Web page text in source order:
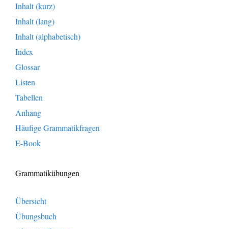
Inhalt (kurz)
Inhalt (lang)
Inhalt (alphabetisch)
Index
Glossar
Listen
Tabellen
Anhang
Häufige Grammatikfragen
E-Book
Grammatikübungen
Übersicht
Übungsbuch